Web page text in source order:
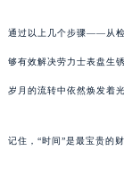
通过以上几个步骤——从
够有效解决劳力士表盘生
岁月的流转中依然焕发着
记住，“时间”是最宝贵的